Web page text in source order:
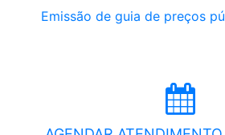
Emissão de guia de preços